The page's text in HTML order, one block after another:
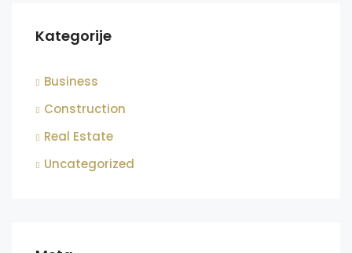
Kategorije
Business
Construction
Real Estate
Uncategorized